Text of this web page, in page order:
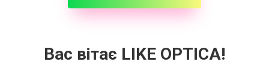
Вас вітає LIKE OPTICA!